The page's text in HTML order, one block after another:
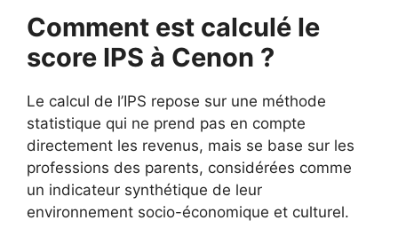
Comment est calculé le
score IPS à Cenon ?
Le calcul de l’IPS repose sur une méthode
statistique qui ne prend pas en compte
directement les revenus, mais se base sur les
professions des parents, considérées comme
un indicateur synthétique de leur
environnement socio-économique et culturel.